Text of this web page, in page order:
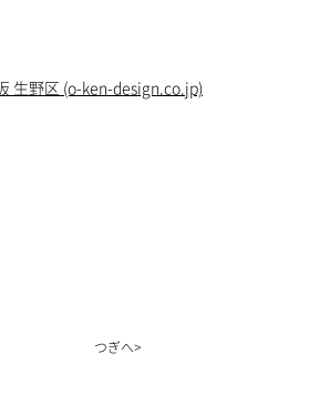
生野区 (o-ken-design.co.jp)
つぎへ>